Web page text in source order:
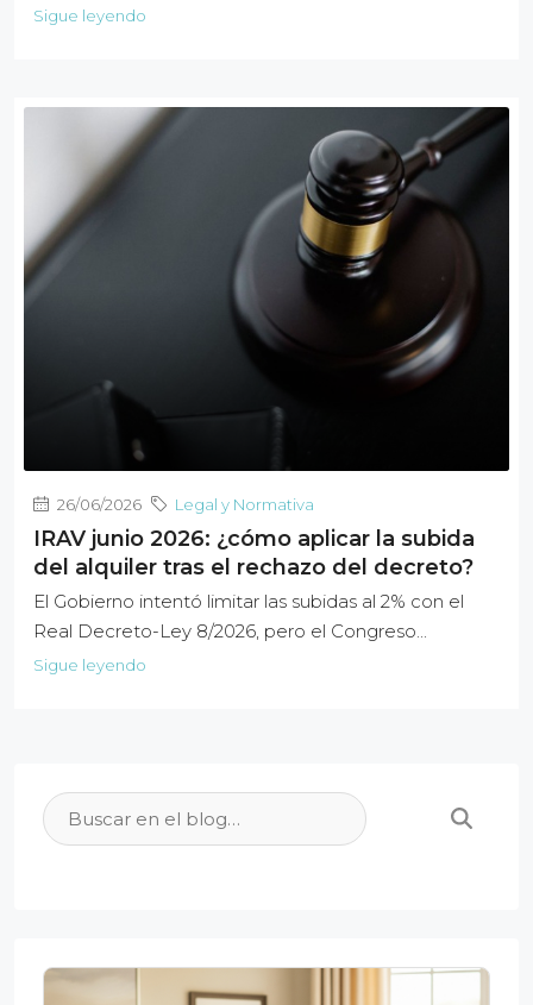
Sigue leyendo
26/06/2026 Legal y Normativa
IRAV junio 2026: ¿cómo aplicar la subida
del alquiler tras el rechazo del decreto?
El Gobierno intentó limitar las subidas al 2% con el
Real Decreto-Ley 8/2026, pero el Congreso...
Sigue leyendo